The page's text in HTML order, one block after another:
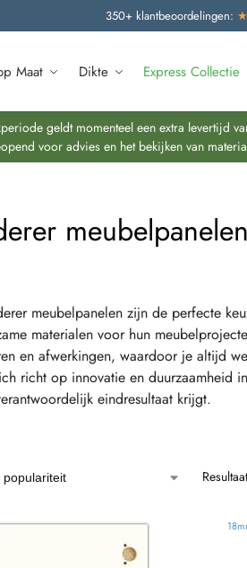
350+ klantbeoordelingen:
Maat Dikte Express Collectie
geldt momenteel een extra levertijd
voor advies en het bekijken van
meubelpanelen
meubelpanelen zijn de perfecte
materialen voor hun
en afwerkingen, waardoor je altijd
richt op innovatie en duurzaamheid
eindresultaat krijgt.